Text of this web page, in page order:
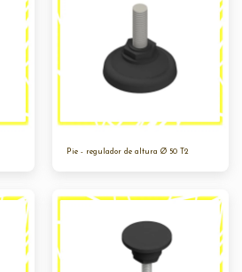
Pie - regulador de altura Ø 50 T2